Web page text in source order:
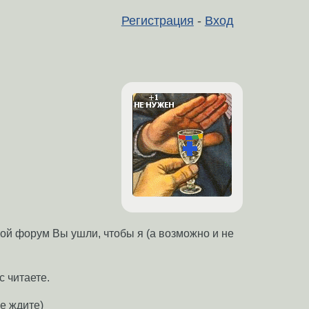
Регистрация - Вход
форум Вы ушли, чтобы я (а возможно и не
читаете.
ждите)